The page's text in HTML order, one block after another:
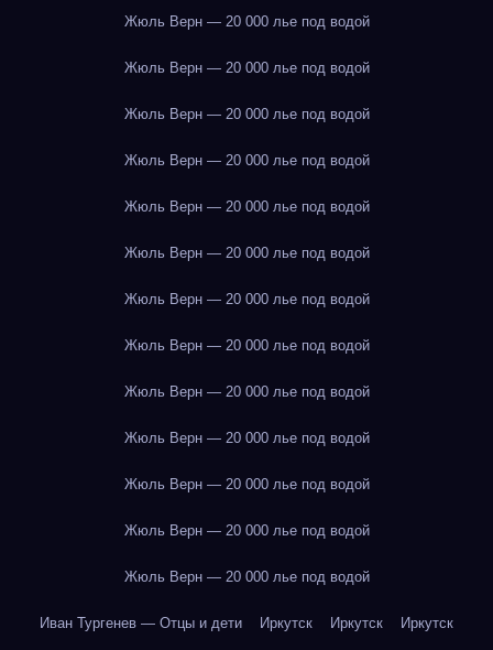
Жюль Верн — 20 000 лье под водой
Жюль Верн — 20 000 лье под водой
Жюль Верн — 20 000 лье под водой
Жюль Верн — 20 000 лье под водой
Жюль Верн — 20 000 лье под водой
Жюль Верн — 20 000 лье под водой
Жюль Верн — 20 000 лье под водой
Жюль Верн — 20 000 лье под водой
Жюль Верн — 20 000 лье под водой
Жюль Верн — 20 000 лье под водой
Жюль Верн — 20 000 лье под водой
Жюль Верн — 20 000 лье под водой
Жюль Верн — 20 000 лье под водой
Иван Тургенев — Отцы и дети Иркутск Иркутск Иркутск